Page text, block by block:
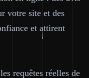
votre site et des
et attirent
requêtes réelles de